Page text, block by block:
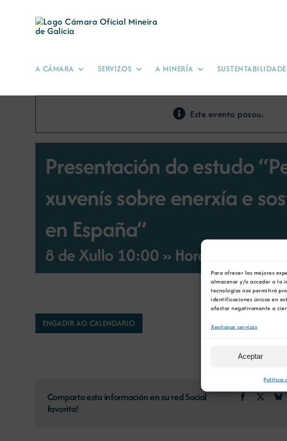
Para ofrecer las mejores
almacenar y/o acceder a la
tecnologías nos permitirá
identificaciones únicas en
afectar negativamente a
Xestionar servizos
Aceptar
Política
A CÁMARA SERVIZOS A MINERÍA SUSTENTABILIDADE
Este evento pasou.
Presentación do estudo
xuvenís sobre enerxía e
en España”
8 de Xullo 10:00 » Hora Inicio-Fin:
ENGADIR AO CALENDARIO
Comparta esta información en su red Social
favorita!
Facebook